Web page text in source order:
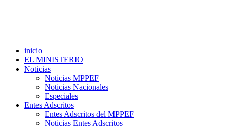
inicio
EL MINISTERIO
Noticias
Noticias MPPEF
Noticias Nacionales
Especiales
Entes Adscritos
Entes Adscritos del MPPEF
Noticias Entes Adscritos